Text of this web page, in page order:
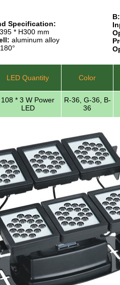
Specification:
* H300 mm
aluminum alloy
180°
LED Quantity Color
108 * 3 W Power
LED
R-36, G-36, B-
36